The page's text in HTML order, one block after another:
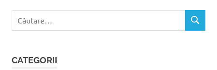
ă
C
CATEGORII